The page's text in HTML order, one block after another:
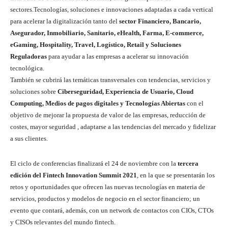
sectores.Tecnologías, soluciones e innovaciones adaptadas a cada vertical
para acelerar la digitalización tanto del sector Financiero, Bancario,
Asegurador, Inmobiliario, Sanitario, eHealth, Farma, E-commerce,
eGaming, Hospitality, Travel, Logístico, Retail y Soluciones
Reguladoras para ayudar a las empresas a acelerar su innovación
tecnológica.
También se cubrirá las temáticas transversales con tendencias, servicios y
soluciones sobre Ciberseguridad, Experiencia de Usuario, Cloud
Computing, Medios de pagos digitales y Tecnologías Abiertas con el
objetivo de mejorar la propuesta de valor de las empresas, reducción de
costes, mayor seguridad , adaptarse a las tendencias del mercado y fidelizar
a sus clientes.
El ciclo de conferencias finalizará el 24 de noviembre con la tercera
edición del Fintech Innovation Summit 2021, en la que se presentarán los
retos y oportunidades que ofrecen las nuevas tecnologías en materia de
servicios, productos y modelos de negocio en el sector financiero; un
evento que contará, además, con un network de contactos con CIOs, CTOs
y CISOs relevantes del mundo fintech.